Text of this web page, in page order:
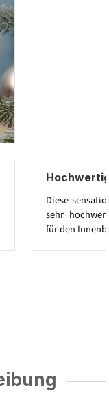
Diese
sehr
für den